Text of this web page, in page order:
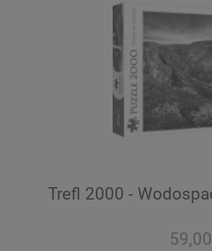
Trefl 2000 -